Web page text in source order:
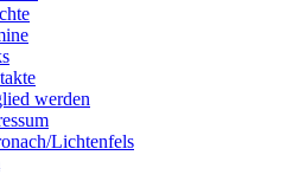
werden
Lichtenfels